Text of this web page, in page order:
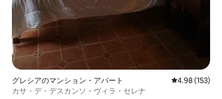
グレシアのマンション・アパート レビュー153
4.98 (153)
カサ・デ・デスカンソ・ヴィラ・セレナ